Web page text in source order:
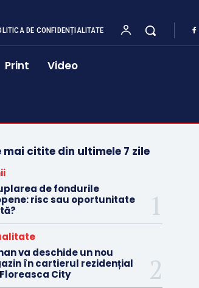
DE CONFIDENȚIALITATE
Print Video
mai citite din ultimele 7 zile
de fondurile
risc sau oportunitate
va deschide un nou
în cartierul rezidențial
City